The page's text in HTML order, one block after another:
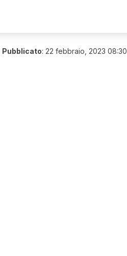
Pubblicato: 22 febbraio, 2023 08:30